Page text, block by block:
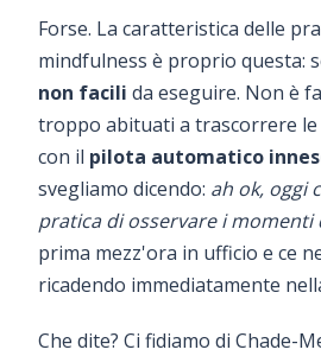
Forse. La caratteristica delle
mindfulness è proprio questa:
non facili da eseguire. Non è
troppo abituati a trascorrere
con il pilota automatico
svegliamo dicendo: ah ok, oggi
pratica di osservare i momenti
prima mezz'ora in ufficio e ce
ricadendo immediatamente
Che dite? Ci fidiamo di Chade-